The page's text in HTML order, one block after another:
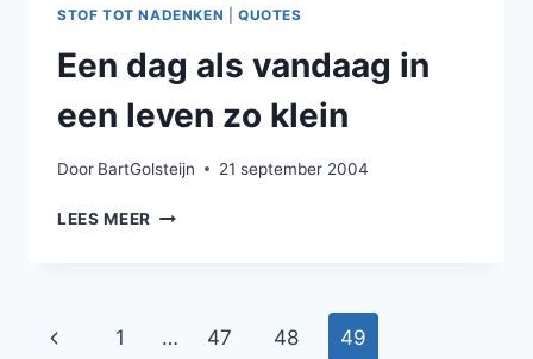
STOF TOT NADENKEN QUOTES
Een dag als vandaag in
een leven zo klein
Door BartGolsteijn 21 september 2004
LEES MEER EEN
Paginanavigatie
Vorige
1 … 47 48 49